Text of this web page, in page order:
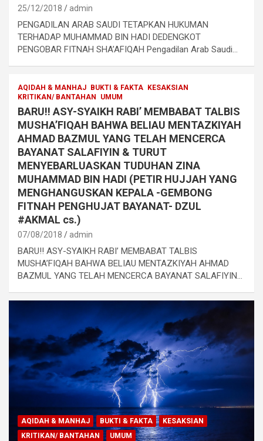
25/12/2018 admin
PENGADILAN ARAB SAUDI TETAPKAN HUKUMAN
TERHADAP MUHAMMAD BIN HADI DEDENGKOT
PENGOBAR FITNAH SHA’AFIQAH Pengadilan Arab Saudi…
AQIDAH & MANHAJ BUKTI & FAKTA KESAKSIAN
KRITIKAN/ BANTAHAN
UMUM
BARU!! ASY-SYAIKH RABI’ MEMBABAT TALBIS
MUSHA’FIQAH BAHWA BELIAU MENTAZKIYAH
AHMAD BAZMUL YANG TELAH MENCERCA
BAYANAT SALAFIYIN & TURUT
MENYEBARLUASKAN TUDUHAN ZINA
MUHAMMAD BIN HADI (PETIR HUJJAH YANG
MENGHANGUSKAN KEPALA -GEMBONG
FITNAH PENGHUJAT BAYANAT- DZUL
#AKMAL cs.)
07/08/2018 admin
BARU!! ASY-SYAIKH RABI’ MEMBABAT TALBIS
MUSHA’FIQAH BAHWA BELIAU MENTAZKIYAH AHMAD
BAZMUL YANG TELAH MENCERCA BAYANAT SALAFIYIN…
AQIDAH & MANHAJ BUKTI & FAKTA
KESAKSIAN
KRITIKAN/ BANTAHAN
UMUM